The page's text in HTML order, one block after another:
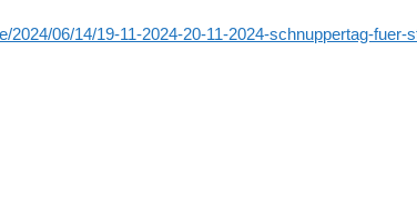
2024/06/14/19-11-2024-20-11-2024-schnuppertag-fuer-